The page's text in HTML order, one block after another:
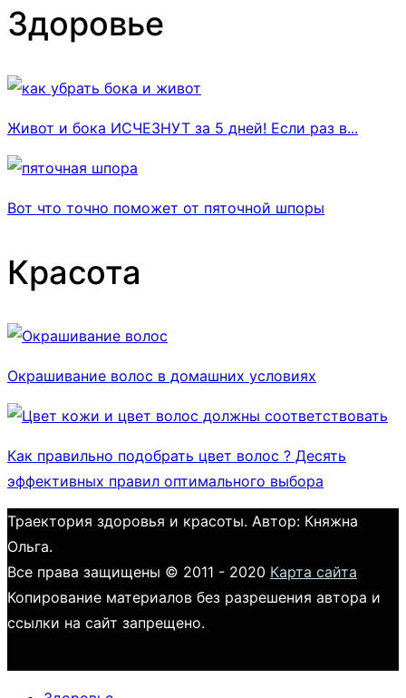
Здоровье
Живот и бока ИСЧЕЗНУТ за 5 дней! Если раз в...
Вот что точно поможет от пяточной шпоры
Красота
Окрашивание волос в домашних условиях
Как правильно подобрать цвет волос ? Десять
эффективных правил оптимального выбора
Траектория здоровья и красоты. Автор: Княжна
Ольга.
Все права защищены © 2011 - 2020 Карта сайта
Копирование материалов без разрешения автора и
ссылки на сайт запрещено.